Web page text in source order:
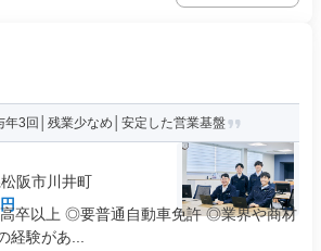
3回│残業少なめ│安定した営業基盤
阪市川井町
卒以上 ◎要普通自動車免許 ◎業界や商材
経験があ...